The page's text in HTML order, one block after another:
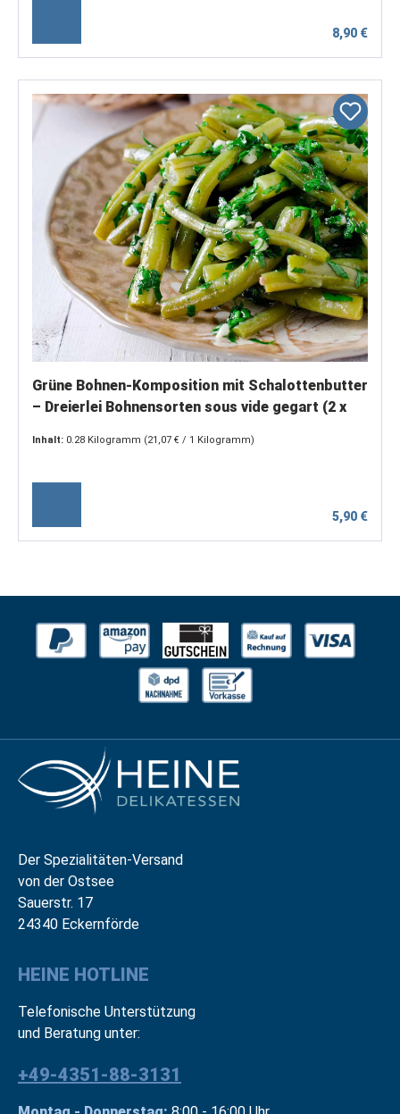
8,90 €
Grüne Bohnen-Komposition mit Schalottenbutter
– Dreierlei Bohnensorten sous vide gegart (2 x
Inhalt: 0.28 Kilogramm (21,07 € / 1 Kilogramm)
5,90 €
Der Spezialitäten-Versand
von der Ostsee
Sauerstr. 17
24340 Eckernförde
HEINE HOTLINE
Telefonische Unterstützung
und Beratung unter:
+49-4351-88-3131